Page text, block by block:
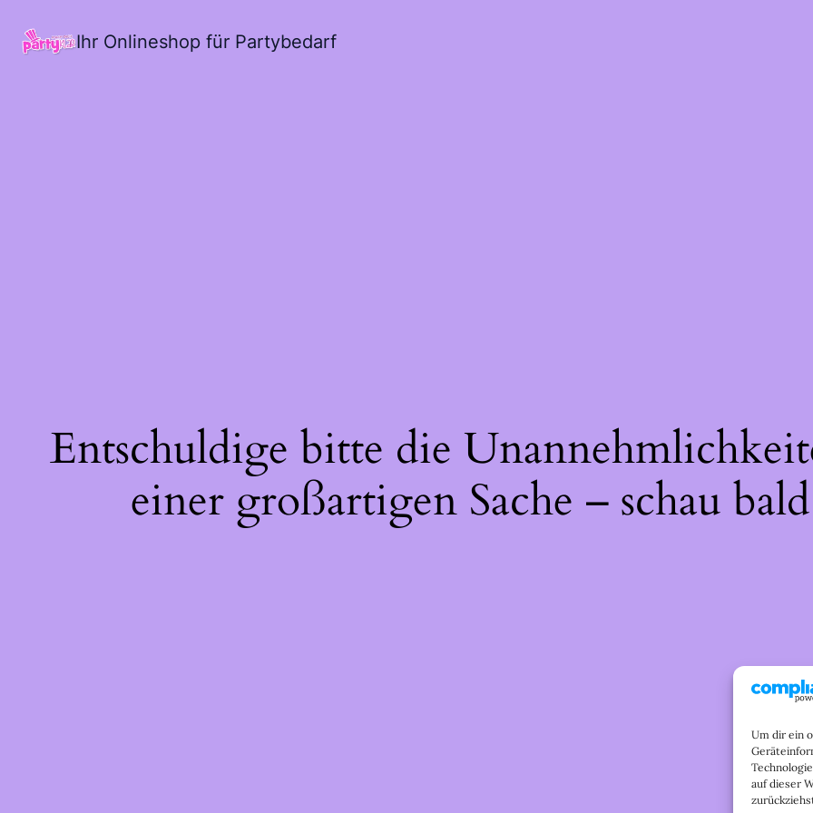
Um dir ein
auf dieser
Ihr Onlineshop für Partybedarf
Entschuldige bitte die
einer großartigen Sache – schau